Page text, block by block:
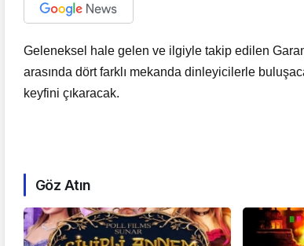
Geleneksel hale gelen ve ilgiyle takip edilen
arasında dört farklı mekanda dinleyicilerle
keyfini çıkaracak.
Göz Atın